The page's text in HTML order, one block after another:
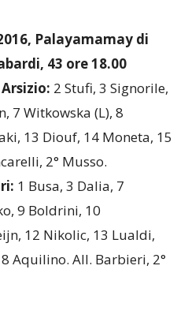
Palayamamay di
43 ore 18.00
2 Stufi, 3 Signorile,
7 Witkowska (L), 8
13 Diouf, 14 Moneta, 15
2° Musso.
1 Busa, 3 Dalia, 7
9 Boldrini, 10
12 Nikolic, 13 Lualdi,
Aquilino. All. Barbieri, 2°